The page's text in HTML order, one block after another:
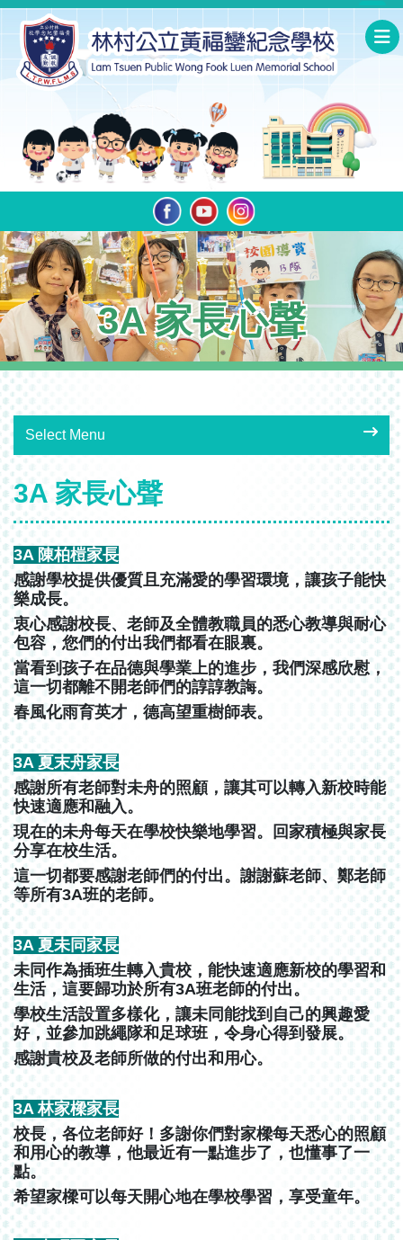
3A 家長心聲
Select Menu
3A 家長心聲
3A 陳柏榿家長
感謝學校提供優質且充滿愛的學習環境，讓孩子能快
樂成長。
衷心感謝校長、老師及全體教職員的悉心教導與耐心
包容，您們的付出我們都看在眼裏。
當看到孩子在品德與學業上的進步，我們深感欣慰，
這一切都離不開老師們的諄諄教誨。
春風化雨育英才，德高望重樹師表。
3A 夏末舟家長
感謝所有老師對未舟的照顧，讓其可以轉入新校時能
快速適應和融入。
現在的未舟每天在學校快樂地學習。回家積極與家長
分享在校生活。
這一切都要感謝老師們的付出。謝謝蘇老師、鄭老師
等所有3A班的老師。
3A 夏未同家長
未同作為插班生轉入貴校，能快速適應新校的學習和
生活，這要歸功於所有3A班老師的付出。
學校生活設置多樣化，讓未同能找到自己的興趣愛
好，並參加跳繩隊和足球班，令身心得到發展。
感謝貴校及老師所做的付出和用心。
3A 林家樑家長
校長，各位老師好！多謝你們對家樑每天悉心的照顧
和用心的教導，他最近有一點進步了，也懂事了一
點。
希望家樑可以每天開心地在學校學習，享受童年。